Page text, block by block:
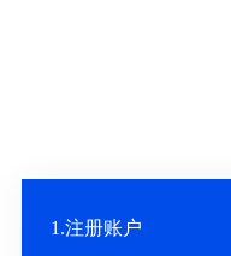
1.注册账户